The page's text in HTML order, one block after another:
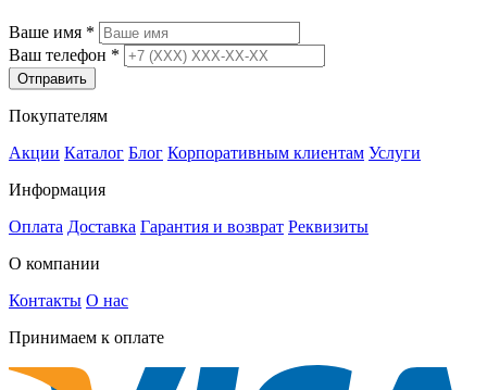
Ваше имя *
Ваш телефон *
Отправить
Покупателям
Акции Каталог Блог Корпоративным клиентам Услуги
Информация
Оплата Доставка Гарантия и возврат Реквизиты
О компании
Контакты О нас
Принимаем к оплате